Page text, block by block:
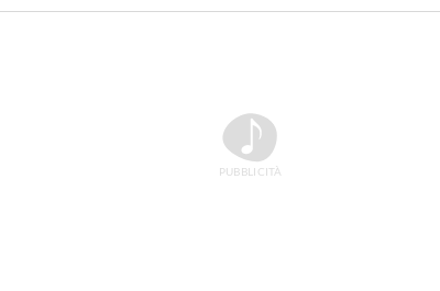
TALENT SHOW